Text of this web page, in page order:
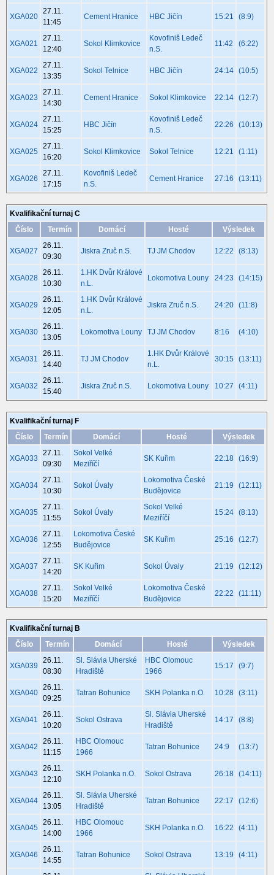
XGA020
27.11.
11:45
Cement Hranice HBC Jičín 15:21 (8:9)
XGA021
27.11.
12:40
Sokol Klimkovice
Kovofiniš Ledeč
n.S.
11:42 (6:22)
XGA022
27.11.
13:35
Sokol Telnice HBC Jičín 24:14 (10:5)
XGA023
27.11.
14:30
Cement Hranice Sokol Klimkovice 22:14 (12:7)
XGA024
27.11.
15:25
HBC Jičín
Kovofiniš Ledeč
n.S.
22:26 (10:13)
XGA025
27.11.
16:20
Sokol Klimkovice Sokol Telnice 12:21 (1:11)
XGA026
27.11.
17:15
Kovofiniš Ledeč
n.S.
Cement Hranice 27:16 (13:11)
Kvalifikační turnaj C
Číslo
Termín Domácí Hosté Výsledek
XGA027
26.11.
09:30
Jiskra Zruč n.S. TJ JM Chodov 12:22 (8:13)
XGA028
26.11.
10:30
1.HK Dvůr Králové
n.L.
Lokomotiva Louny 24:23 (14:15)
XGA029
26.11.
12:05
1.HK Dvůr Králové
n.L.
Jiskra Zruč n.S. 24:20 (11:8)
XGA030
26.11.
13:05
Lokomotiva Louny TJ JM Chodov 8:16 (4:10)
XGA031
26.11.
14:40
TJ JM Chodov
1.HK Dvůr Králové
n.L.
30:15 (13:11)
XGA032
26.11.
15:40
Jiskra Zruč n.S. Lokomotiva Louny 10:27 (4:11)
Kvalifikační turnaj F
Číslo
Termín Domácí Hosté Výsledek
XGA033
27.11.
09:30
Sokol Velké
Meziříčí
SK Kuřim 22:18 (16:9)
XGA034
27.11.
10:30
Sokol Úvaly
Lokomotiva České
Budějovice
21:19 (12:11)
XGA035
27.11.
11:55
Sokol Úvaly
Sokol Velké
Meziříčí
15:24 (8:13)
XGA036
27.11.
12:55
Lokomotiva České
Budějovice
SK Kuřim 25:16 (12:7)
XGA037
27.11.
14:20
SK Kuřim Sokol Úvaly 21:19 (12:12)
XGA038
27.11.
15:20
Sokol Velké
Meziříčí
Lokomotiva České
Budějovice
22:22 (11:11)
Kvalifikační turnaj B
Číslo
Termín Domácí Hosté Výsledek
XGA039
26.11.
08:30
Sl. Slávia Uherské
Hradiště
HBC Olomouc
1966
15:17 (9:7)
XGA040
26.11.
09:25
Tatran Bohunice SKH Polanka n.O. 10:28 (3:11)
XGA041
26.11.
10:20
Sokol Ostrava
Sl. Slávia Uherské
Hradiště
14:17 (8:8)
XGA042
26.11.
11:15
HBC Olomouc
1966
Tatran Bohunice 24:9 (13:7)
XGA043
26.11.
12:10
SKH Polanka n.O. Sokol Ostrava 26:18 (14:11)
XGA044
26.11.
13:05
Sl. Slávia Uherské
Hradiště
Tatran Bohunice 22:17 (12:6)
XGA045
26.11.
14:00
HBC Olomouc
1966
SKH Polanka n.O. 16:22 (4:11)
XGA046
26.11.
14:55
Tatran Bohunice Sokol Ostrava 13:19 (4:11)